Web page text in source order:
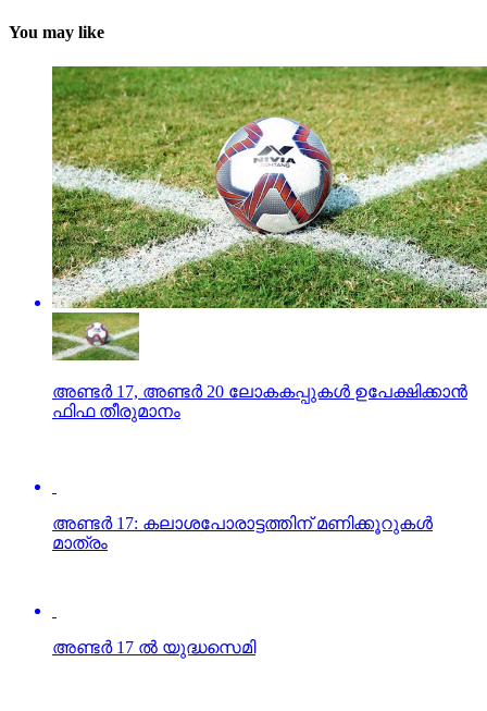
You may like
അണ്ടര്‍ 17, അണ്ടര്‍ 20 ലോകകപ്പുകള്‍ ഉപേക്ഷിക്കാന്‍
ഫിഫ തീരുമാനം
അരങ്ങൊരുങ്ങി, അവസാന